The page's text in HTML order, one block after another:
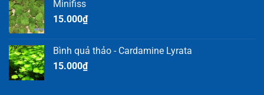
Minifiss
15.000₫
Bình quả thảo - Cardamine Lyrata
15.000₫